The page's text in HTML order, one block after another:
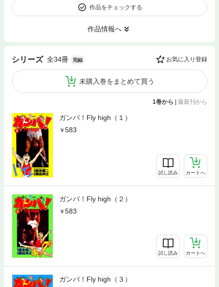
作品をチェックする
作品情報へ
シリーズ 全34冊 完結 お気に入り登録
未購入巻をまとめて買う
1巻から 最新刊から
ガンバ！Fly high（１）
583
試し読み カートへ
ガンバ！Fly high（２）
583
試し読み カートへ
ガンバ！Fly high（３）